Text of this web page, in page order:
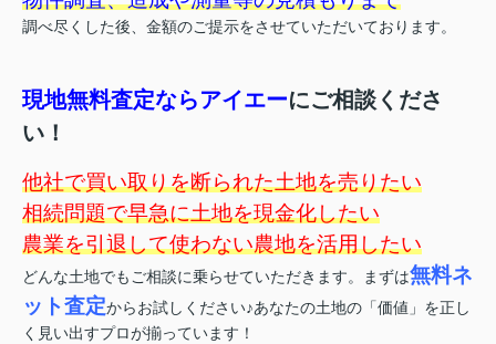
調べ尽くした後、金額のご提示をさせていただいております。
現地無料査定ならアイエーにご相談くださ
い！
他社で買い取りを断られた土地を売りたい
相続問題で早急に土地を現金化したい
農業を引退して使わない農地を活用したい
どんな土地でもご相談に乗らせていただきます。まずは無料ネ
ット査定からお試しください♪あなたの土地の「価値」を正し
く見い出すプロが揃っています！